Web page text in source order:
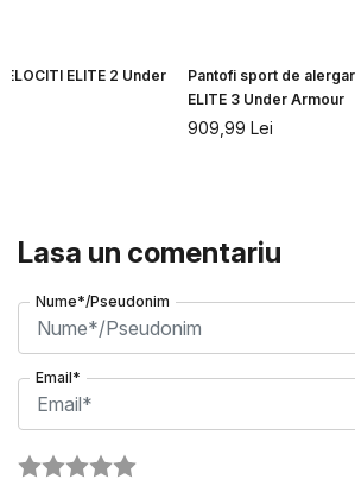
ELITE 2 Under
Pantofi sport de
ELITE 3 Under Armour
909,99 Lei
Lasa un comentariu
Nume*/Pseudonim
Email*